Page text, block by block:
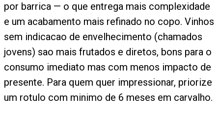
por barrica — o que entrega mais complexidade
e um acabamento mais refinado no copo. Vinhos
sem indicacao de envelhecimento (chamados
jovens) sao mais frutados e diretos, bons para o
consumo imediato mas com menos impacto de
presente. Para quem quer impressionar, priorize
um rotulo com minimo de 6 meses em carvalho.